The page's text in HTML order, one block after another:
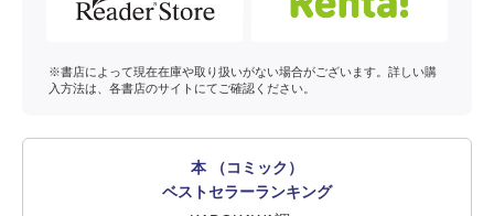
※書店によって現在在庫や取り扱いがない場合がございます。詳しい購
入方法は、各書店のサイトにてご確認ください。
本 （コミック）
ベストセラーランキング